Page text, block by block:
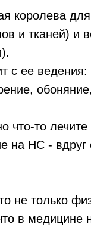
королева
и тканей) и
с ее
что-то
на НС -
не только
в медицине